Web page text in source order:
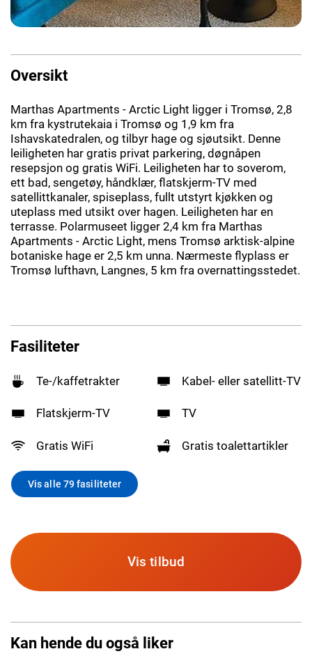
Oversikt
Marthas Apartments - Arctic Light ligger i Tromsø, 2,8
km fra kystrutekaia i Tromsø og 1,9 km fra
Ishavskatedralen, og tilbyr hage og sjøutsikt. Denne
leiligheten har gratis privat parkering, døgnåpen
resepsjon og gratis WiFi. Leiligheten har to soverom,
ett bad, sengetøy, håndklær, flatskjerm-TV med
satellittkanaler, spiseplass, fullt utstyrt kjøkken og
uteplass med utsikt over hagen. Leiligheten har en
terrasse. Polarmuseet ligger 2,4 km fra Marthas
Apartments - Arctic Light, mens Tromsø arktisk-alpine
botaniske hage er 2,5 km unna. Nærmeste flyplass er
Tromsø lufthavn, Langnes, 5 km fra overnattingsstedet.
Fasiliteter
Te-/kaffetrakter Kabel- eller satellitt-TV
Flatskjerm-TV TV
Gratis WiFi Gratis toalettartikler
Vis alle 79 fasiliteter
Vis tilbud
Kan hende du også liker